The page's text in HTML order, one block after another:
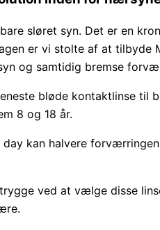
sløret syn. Det er en
er vi stolte af at
og samtidig bremse
bløde kontaktlinse
8 og 18 år.
day kan halvere
ved at vælge disse